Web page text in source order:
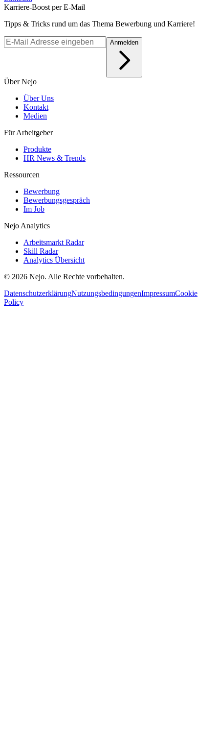
Karriere-Boost per E-Mail
Tipps & Tricks rund um das Thema Bewerbung und Karriere!
Anmelden
Über Nejo
Über Uns
Kontakt
Medien
Für Arbeitgeber
Produkte
HR News & Trends
Ressourcen
Bewerbung
Bewerbungsgespräch
Im Job
Nejo Analytics
Arbeitsmarkt Radar
Skill Radar
Analytics Übersicht
© 2026 Nejo. Alle Rechte vorbehalten.
DatenschutzerklärungNutzungsbedingungenImpressumCookie
Policy